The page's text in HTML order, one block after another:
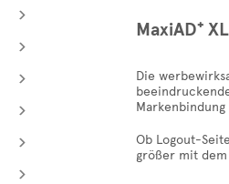
MaxiAD⁺
Die
Ob Logout-
größer mit dem